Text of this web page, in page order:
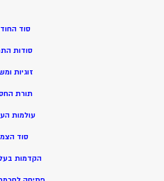
סוד
סודות
זוגיות
תורת
עולמות
סוד
הקדמות